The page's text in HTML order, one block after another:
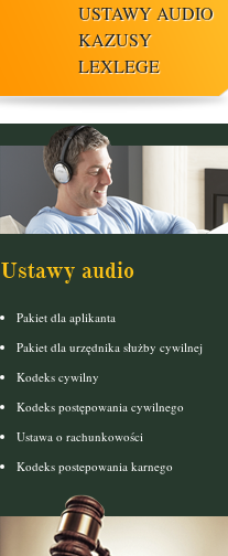
USTAWY AUDIO
KAZUSY
LEXLEGE
Ustawy audio
Pakiet dla aplikanta
Pakiet dla urzędnika służby cywilnej
Kodeks cywilny
Kodeks postępowania cywilnego
Ustawa o rachunkowości
Kodeks postepowania karnego